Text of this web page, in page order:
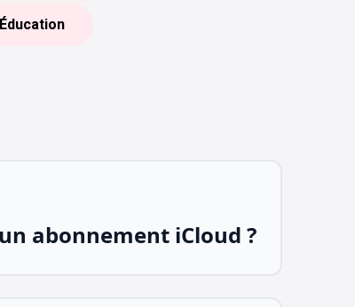
Éducation
abonnement iCloud ?